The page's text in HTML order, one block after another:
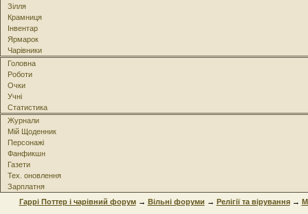
Зілля
Крамниця
Інвентар
Ярмарок
Чарівники
Головна
Роботи
Очки
Учні
Статистика
Журнали
Мій Щоденник
Персонажі
Фанфикшн
Газети
Тех. оновлення
Зарплатня
Гаррі Поттер і чарівний форум→ Вільні форуми → Релігії та вірування→